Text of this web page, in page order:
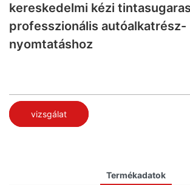
kereskedelmi kézi
professzionális autóalkatrész-
nyomtatáshoz
vizsgálat
Termékadatok